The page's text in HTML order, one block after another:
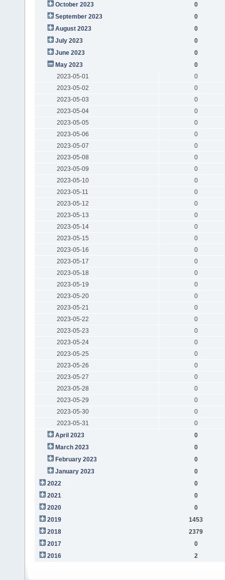
October 2023
0
September 2023
0
August 2023
0
July 2023
0
June 2023
0
May 2023
0
2023-05-01
0
2023-05-02
0
2023-05-03
0
2023-05-04
0
2023-05-05
0
2023-05-06
0
2023-05-07
0
2023-05-08
0
2023-05-09
0
2023-05-10
0
2023-05-11
0
2023-05-12
0
2023-05-13
0
2023-05-14
0
2023-05-15
0
2023-05-16
0
2023-05-17
0
2023-05-18
0
2023-05-19
0
2023-05-20
0
2023-05-21
0
2023-05-22
0
2023-05-23
0
2023-05-24
0
2023-05-25
0
2023-05-26
0
2023-05-27
0
2023-05-28
0
2023-05-29
0
2023-05-30
0
2023-05-31
0
April 2023
0
March 2023
0
February 2023
0
January 2023
0
2022
0
2021
0
2020
0
2019
1453
2018
2379
2017
0
2016
2